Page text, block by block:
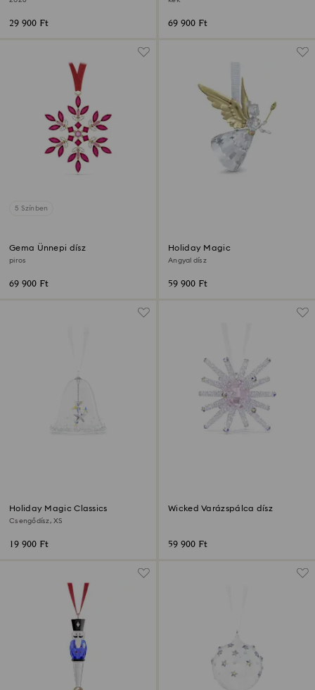
29 900 Ft 69 900 Ft
5 Színben
Gema Ünnepi dísz
piros
69 900 Ft
Holiday Magic
Angyal dísz
59 900 Ft
Holiday Magic Classics
Csengődísz, XS
19 900 Ft
Wicked Varázspálca dísz
59 900 Ft